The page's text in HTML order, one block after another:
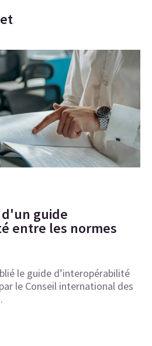
guide
entre les normes
le guide d’interopérabilité
le Conseil international des